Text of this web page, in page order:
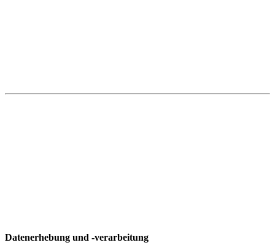
Datenerhebung und -verarbeitung